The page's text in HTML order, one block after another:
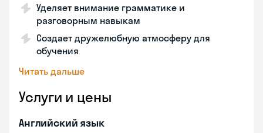
Уделяет внимание грамматике и
разговорным навыкам
Создает дружелюбную атмосферу для
обучения
Читать дальше
Услуги и цены
Английский язык